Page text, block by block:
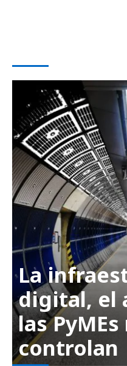
La
digital, el
las PyMEs
controlan